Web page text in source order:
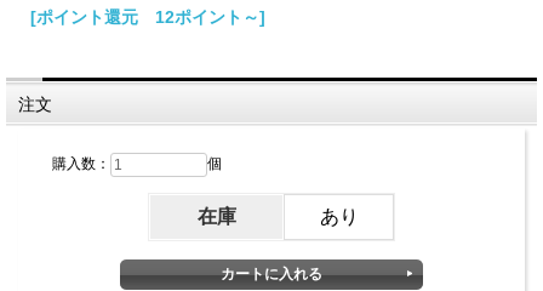
[ポイント還元 12ポイント～]
注文
購入数： 個
在庫 あり